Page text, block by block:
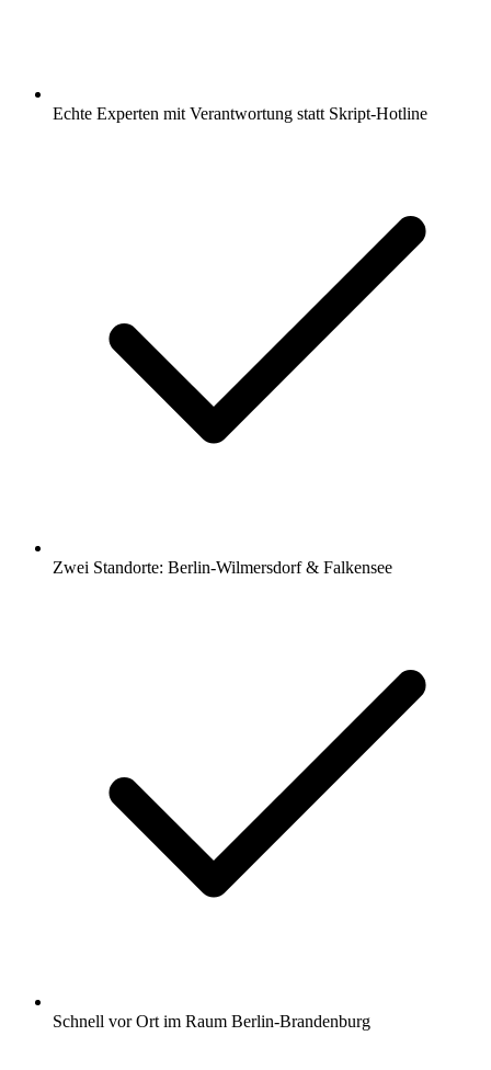
Echte Experten mit Verantwortung statt Skript-Hotline
Zwei Standorte: Berlin-Wilmersdorf & Falkensee
Schnell vor Ort im Raum Berlin-Brandenburg